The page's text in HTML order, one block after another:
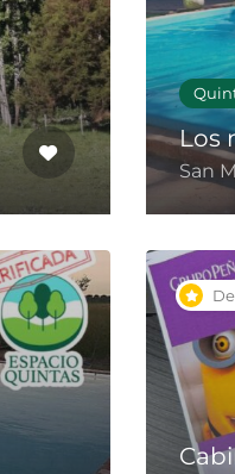
Los
San